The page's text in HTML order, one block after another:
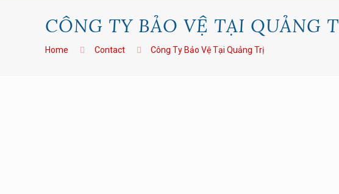
CÔNG TY BẢO VỆ TẠI QUẢNG
Home Contact Công Ty Bảo Vệ Tại Quảng Trị